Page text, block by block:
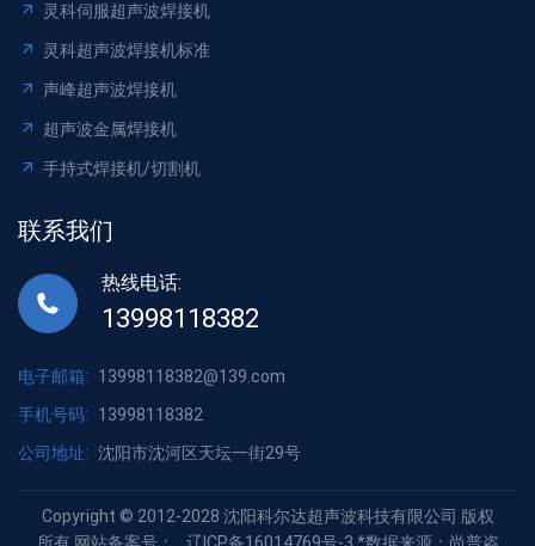
灵科伺服超声波焊接机
灵科超声波焊接机标准
声峰超声波焊接机
超声波金属焊接机
手持式焊接机/切割机
联系我们
热线电话:
13998118382
电子邮箱:
13998118382@139.com
手机号码:
13998118382
公司地址: 沈阳市沈河区天坛一街29号
Copyright © 2012-2028 沈阳科尔达超声波科技有限公司 版权